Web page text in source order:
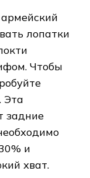
лопатки
Чтобы
Эта
задние
и
хват.